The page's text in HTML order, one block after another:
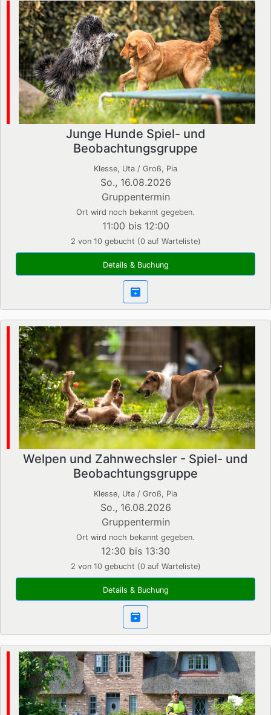
Junge Hunde Spiel- und
Beobachtungsgruppe
Klesse, Uta / Groß, Pia
So., 16.08.2026
Gruppentermin
Ort wird noch bekannt gegeben.
11:00 bis 12:00
2 von 10 gebucht (0 auf Warteliste)
Details & Buchung
Welpen und Zahnwechsler - Spiel- und
Beobachtungsgruppe
Klesse, Uta / Groß, Pia
So., 16.08.2026
Gruppentermin
Ort wird noch bekannt gegeben.
12:30 bis 13:30
2 von 10 gebucht (0 auf Warteliste)
Details & Buchung